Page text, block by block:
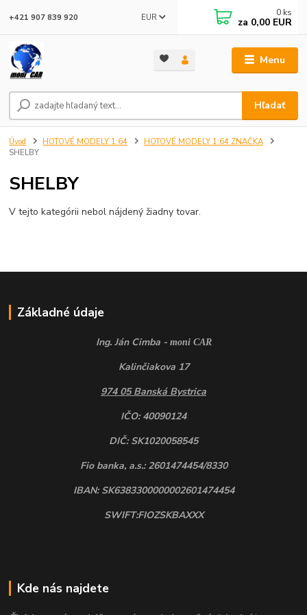
Menu
EUR
Hľadať
+421 907 839 920 0 ks
za 0,00 EUR
Úvod HOTOVÉ MODELY 1:64
HOTOVÉ MODELY 1:64 ZNAČKA
SHELBY
SHELBY
V tejto kategórii nebol nájdený žiadny tovar.
Základné údaje
Ing. Ján Cimba - moni CAR
Kalinčiakova 17
974 05 Banská Bystrica
IČO: 40090124
DIČ: SK1020058545
Fio banka, a.s.: 2601474454/8330
IBAN: SK6383300000002601474454
SWIFT:FIOZSKBAXXX
Kde nás najdete